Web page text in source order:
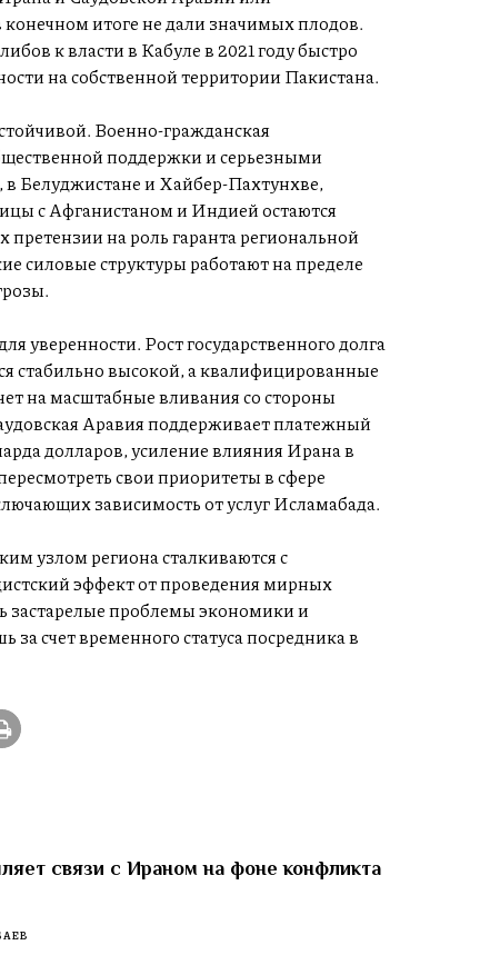
итоге не дали значимых плодов.
к власти в Кабуле в 2021 году быстро
на собственной территории Пакистана.
Военно-гражданская
поддержки и серьезными
в Белуджистане и Хайбер-Пахтунхве,
с Афганистаном и Индией остаются
на роль гаранта региональной
силовые структуры работают на пределе
уверенности. Рост государственного долга
стабильно высокой, а квалифицированные
на масштабные вливания со стороны
Аравия поддерживает платежный
долларов, усиление влияния Ирана в
свои приоритеты в сфере
зависимость от услуг Исламабада.
узлом региона сталкиваются с
эффект от проведения мирных
застарелые проблемы экономики и
счет временного статуса посредника в
связи с Ираном на фоне конфликта